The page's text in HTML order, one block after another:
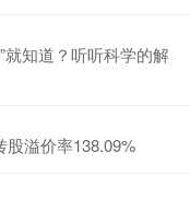
就知道？听听科学的解
股溢价率138.09%